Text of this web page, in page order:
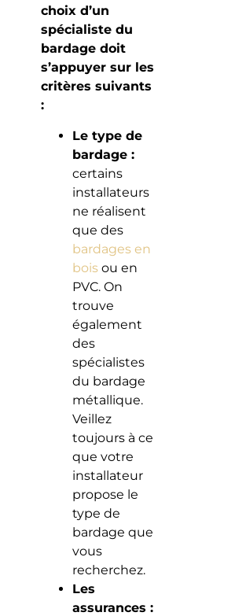
choix d’un
spécialiste du
bardage doit
s’appuyer sur les
critères suivants
:
Le type de
bardage :
certains
installateurs
ne réalisent
que des
bardages en
boisou en
PVC. On
trouve
également
des
spécialistes
du bardage
métallique.
Veillez
toujours à ce
que votre
installateur
propose le
type de
bardage que
vous
recherchez.
Les
assurances :